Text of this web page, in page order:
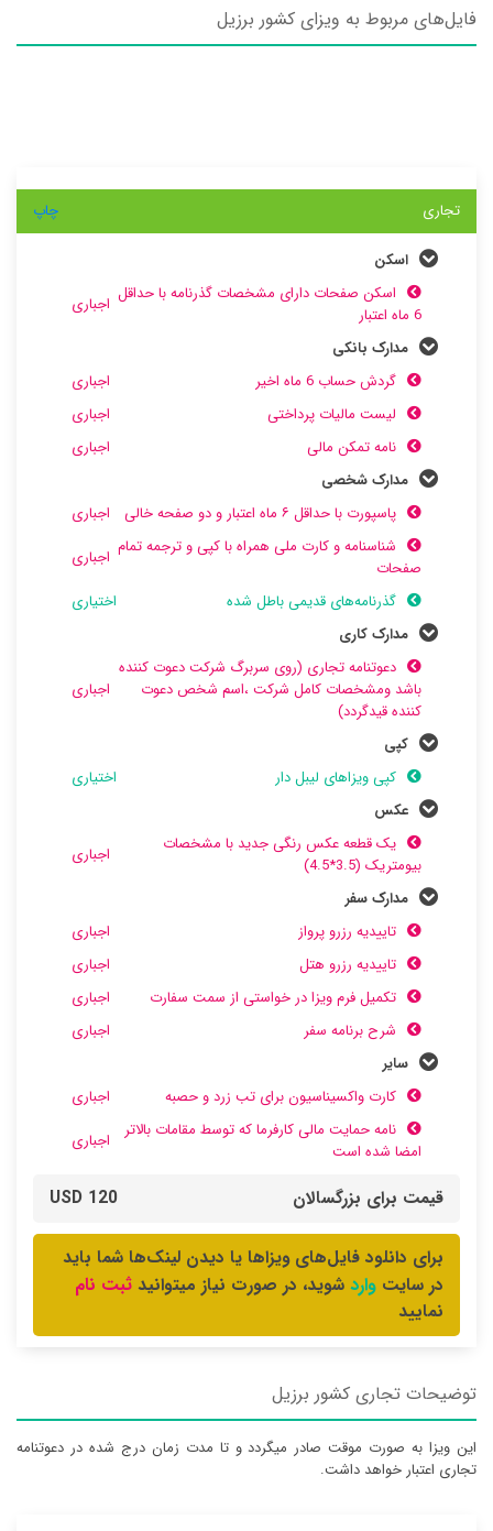
فایل‌های مربوط به ویزای کشور برزیل
تجاری چاپ
اسکن
اسکن صفحات دارای مشخصات گذرنامه با حداقل
6 ماه اعتبار
اجباری
مدارک بانکی
گردش حساب 6 ماه اخیر
اجباری
لیست مالیات پرداختی
اجباری
نامه تمکن مالی
اجباری
مدارک شخصی
پاسپورت با حداقل ۶ ماه اعتبار و دو صفحه خالی
اجباری
شناسنامه و کارت ملی همراه با کپی و ترجمه تمام
صفحات
اجباری
گذرنامه‌های قدیمی باطل شده
اختیاری
مدارک کاری
دعوتنامه تجاری (روی سربرگ شرکت دعوت کننده
باشد ومشخصات کامل شرکت ،اسم شخص دعوت
کننده قیدگردد)
اجباری
کپی
کپی ویزاهای لیبل دار
اختیاری
عکس
یک قطعه عکس رنگی جدید با مشخصات
بیومتریک (3.5*4.5)
اجباری
مدارک سفر
تاییدیه رزرو پرواز
اجباری
تاییدیه رزرو هتل
اجباری
تکمیل فرم ویزا در خواستی از سمت سفارت
اجباری
شرح برنامه سفر
اجباری
سایر
کارت واکسیناسیون برای تب زرد و حصبه
اجباری
نامه حمایت مالی کارفرما که توسط مقامات بالاتر
امضا شده است
اجباری
قیمت برای بزرگسالان 120 USD
برای دانلود فایل‌های ویزاها یا دیدن لینک‌ها شما باید
در سایت وارد شوید، در صورت نیاز میتوانید ثبت نام
نمایید
توضیحات تجاری کشور برزیل
این ویزا به صورت موقت صادر میگردد و تا مدت زمان درج شده در دعوتنامه
تجاری اعتبار خواهد داشت.